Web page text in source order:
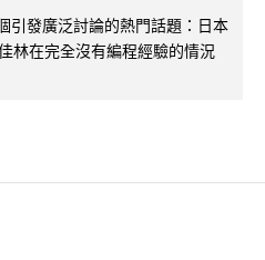
引發廣泛討論的熱門話題：日本
林在完全沒有編程經驗的情況